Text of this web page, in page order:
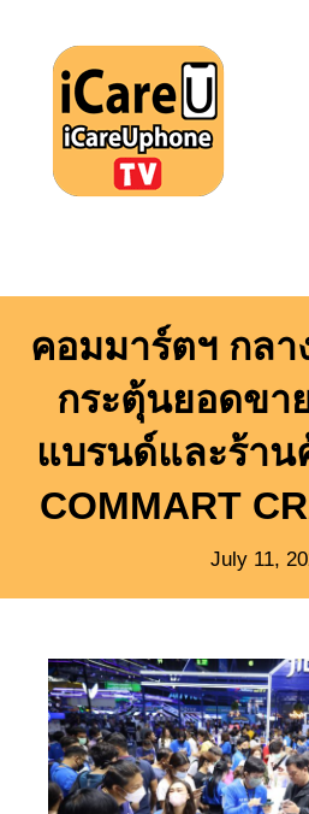
content
คอมมาร์ตฯ กลา
กระตุ้นยอดขา
แบรนด์และร้าน
COMMART
July 11,